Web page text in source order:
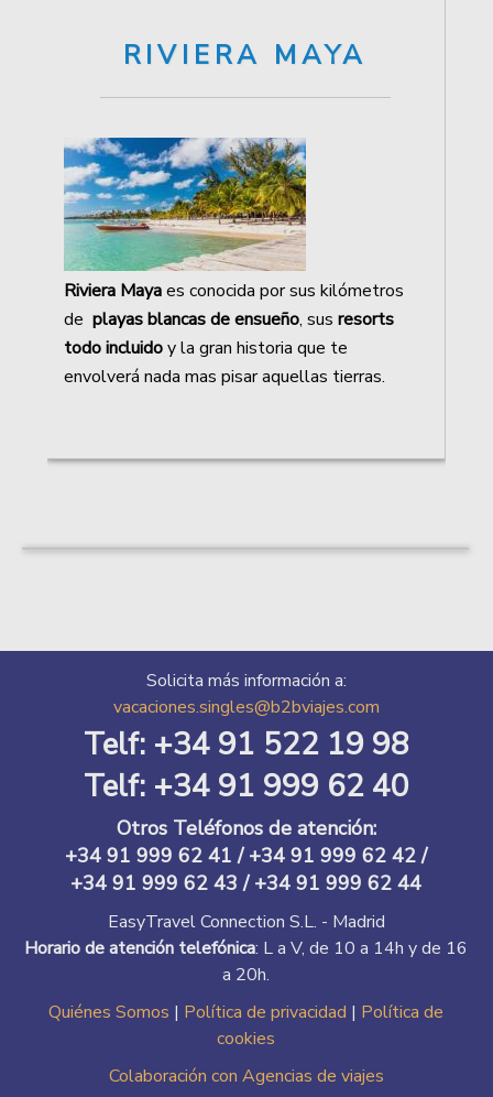
RIVIERA MAYA
Riviera Mayaes conocida por sus kilómetros
de playas blancas de ensueño, sus resorts
todo incluidoy la gran historia que te
envolverá nada mas pisar aquellas tierras.
Solicita más información a:
vacaciones.singles@b2bviajes.com
Telf: +34 91 522 19 98
Telf: +34 91 999 62 40
Otros Teléfonos de atención:
+34 91 999 62 41 / +34 91 999 62 42 /
+34 91 999 62 43 / +34 91 999 62 44
EasyTravel Connection S.L. - Madrid
Horario de atención telefónica: L a V, de 10 a 14h y de 16
a 20h.
Quiénes Somos | Política de privacidad | Política de
cookies
Colaboración con Agencias de viajes